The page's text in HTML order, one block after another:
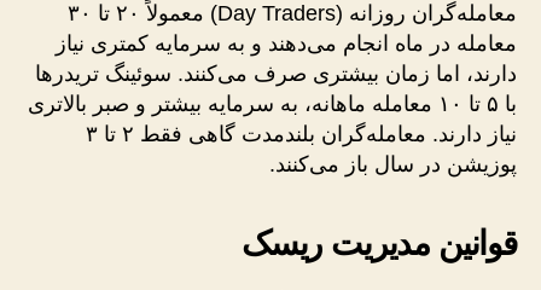
معامله‌گران روزانه (Day Traders) معمولاً ۲۰ تا ۳۰
معامله در ماه انجام می‌دهند و به سرمایه کمتری نیاز
دارند، اما زمان بیشتری صرف می‌کنند. سوئینگ تریدرها
با ۵ تا ۱۰ معامله ماهانه، به سرمایه بیشتر و صبر بالاتری
نیاز دارند. معامله‌گران بلندمدت گاهی فقط ۲ تا ۳
پوزیشن در سال باز می‌کنند.
قوانین مدیریت ریسک